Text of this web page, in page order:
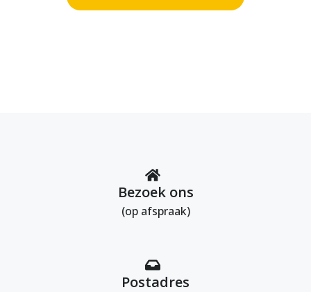
Bezoek ons
(op afspraak)
Postadres